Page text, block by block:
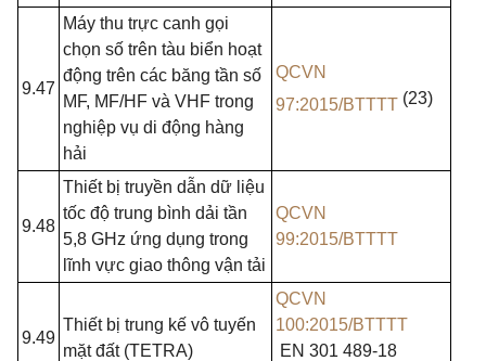
9.47
Máy thu trực canh gọi
chọn số trên tàu biển hoạt
động trên các băng tần số
MF, MF/HF và VHF trong
nghiệp vụ di động hàng
hải
QCVN
97:2015/BTTTT (23)
9.48
Thiết bị truyền dẫn dữ liệu
tốc độ trung bình dải tần
5,8 GHz ứng dụng trong
lĩnh vực giao thông vận tải
QCVN
99:2015/BTTTT
9.49
Thiết bị trung kế vô tuyến
mặt đất (TETRA)
QCVN
100:2015/BTTTT
EN 301 489-18